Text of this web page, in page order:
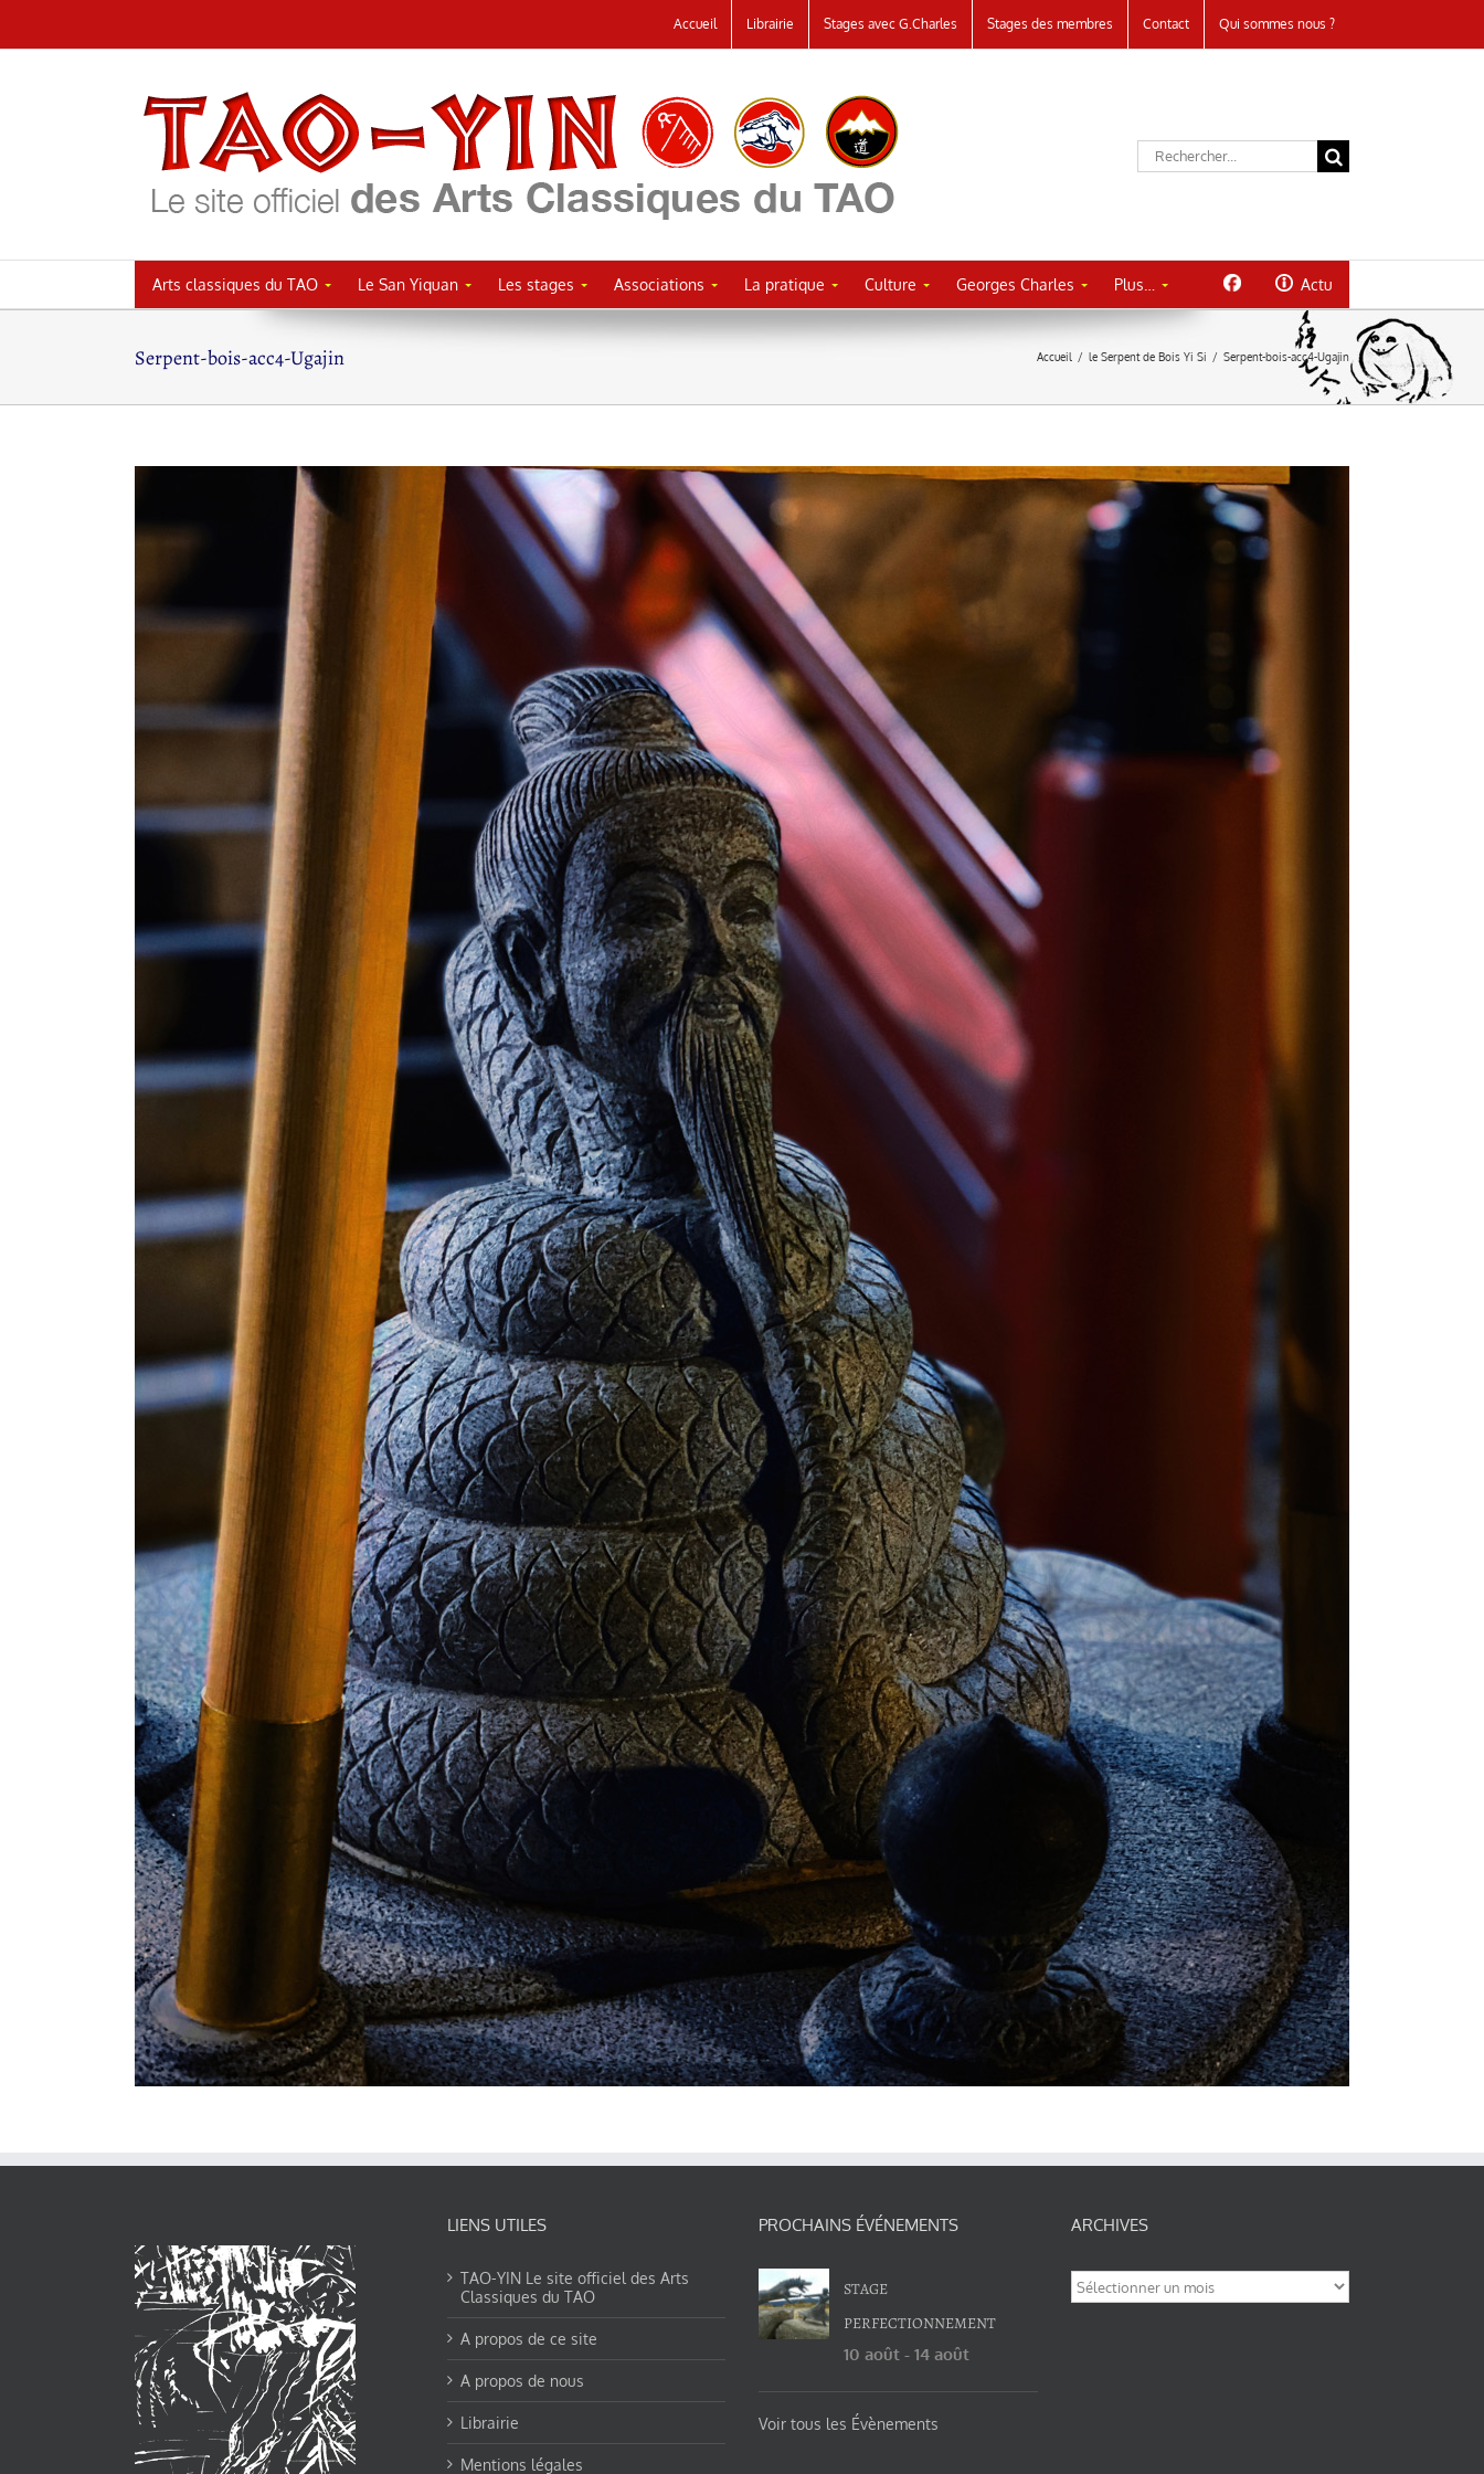
au
Accueil Librairie Stages avec G.Charles Stages des membres Contact Qui sommes nous ?
Rechercher:
Arts classiques du TAO Le San Yiquan Les stages Associations La pratique Culture Georges Charles Plus… Actu
Serpent-bois-acc4-Ugajin Accueil / le Serpent de Bois Yi Si / Serpent-bois-acc4-Ugajin
LIENS UTILES
TAO-YIN Le site officiel des Arts
Classiques du TAO
A propos de ce site
A propos de nous
Librairie
Mentions légales
PROCHAINS ÉVÉNEMENTS
STAGE
PERFECTIONNEMENT
10 août - 14 août
Voir tous les Évènements
ARCHIVES
Archives